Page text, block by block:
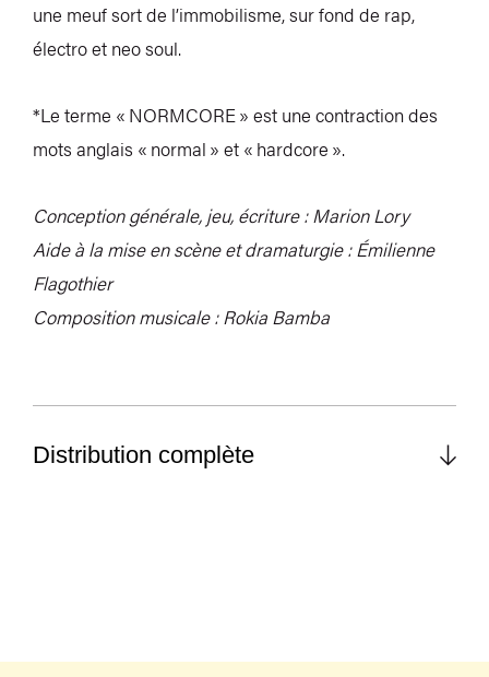
une meuf sort de l’immobilisme, sur fond de rap,
électro et neo soul.
*Le terme « NORMCORE » est une contraction des
mots anglais « normal » et « hardcore ».
Conception générale, jeu, écriture : Marion Lory
Aide à la mise en scène et dramaturgie : Émilienne
Flagothier
Composition musicale : Rokia Bamba
Distribution complète